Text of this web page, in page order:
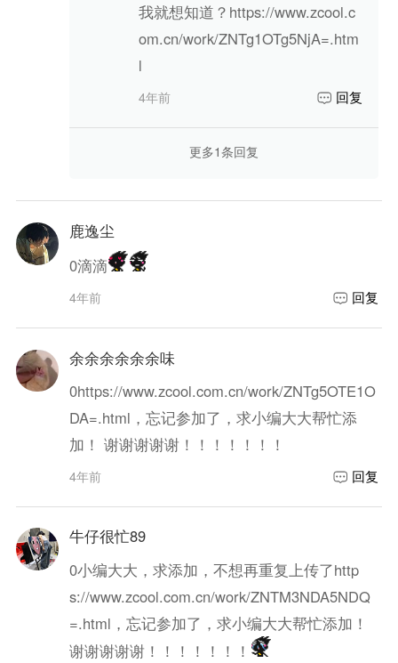
我就想知道？https://www.zcool.c
om.cn/work/ZNTg1OTg5NjA=.htm
l
4年前 回复
更多1条回复
鹿逸尘
0滴滴
4年前 回复
余余余余余余味
0https://www.zcool.com.cn/work/ZNTg5OTE1O
DA=.html，忘记参加了，求小编大大帮忙添
加！ 谢谢谢谢谢！！！！！！！
4年前 回复
牛仔很忙89
0小编大大，求添加，不想再重复上传了http
s://www.zcool.com.cn/work/ZNTM3NDA5NDQ
=.html，忘记参加了，求小编大大帮忙添加！
谢谢谢谢谢！！！！！！！